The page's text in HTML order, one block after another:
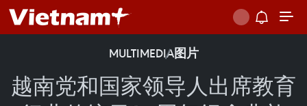
MULTIMEDIA图片
越南党和国家领导人出席教育